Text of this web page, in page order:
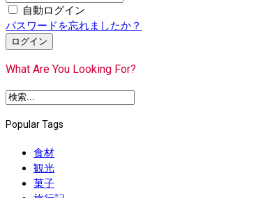
自動ログイン
パスワードを忘れましたか？
ログイン
What Are You Looking For?
Popular Tags
食材
観光
菓子